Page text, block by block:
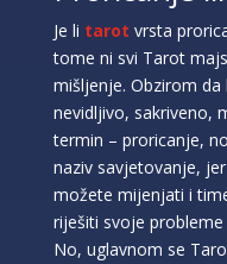
Je li tarot vrsta
tome ni svi Tarot
mišljenje. Obzirom
nevidljivo, sakriveno,
termin – proricanje,
naziv savjetovanje,
možete mijenjati i
riješiti svoje
No, uglavnom se